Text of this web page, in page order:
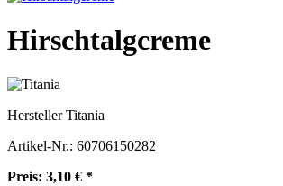
Hirschtalgcreme
HerstellerTitania
Artikel-Nr.: 60706150282
Preis: 3,10 € *